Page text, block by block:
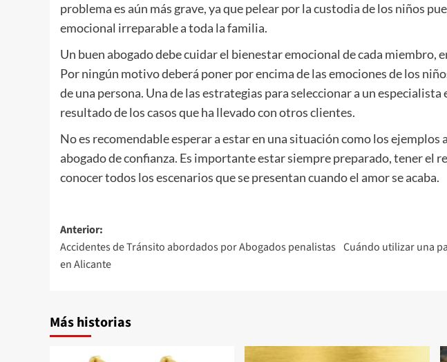
problema es aún más grave, ya que pelear por la custodia de los niños
emocional irreparable a toda la familia.
Un buen abogado debe cuidar el bienestar emocional de cada miembro,
Por ningún motivo deberá poner por encima de las emociones de los
de una persona. Una de las estrategias para seleccionar a un especialista
resultado de los casos que ha llevado con otros clientes.
No es recomendable esperar a estar en una situación como los ejemplos
abogado de confianza. Es importante estar siempre preparado, tener el
conocer todos los escenarios que se presentan cuando el amor se acaba.
Navegación
de
entradas
Anterior:
Accidentes de Tránsito abordados por Abogados penalistas
en Alicante
Cuándo utilizar una
Más historias